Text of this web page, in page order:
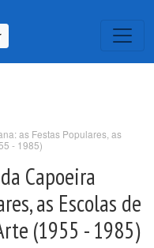
as Festas Populares, as
- 1985)
Capoeira
as Escolas de
(1955 - 1985)